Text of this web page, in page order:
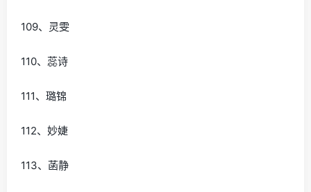
109、灵雯
110、蕊诗
111、璐锦
112、妙婕
113、菡静